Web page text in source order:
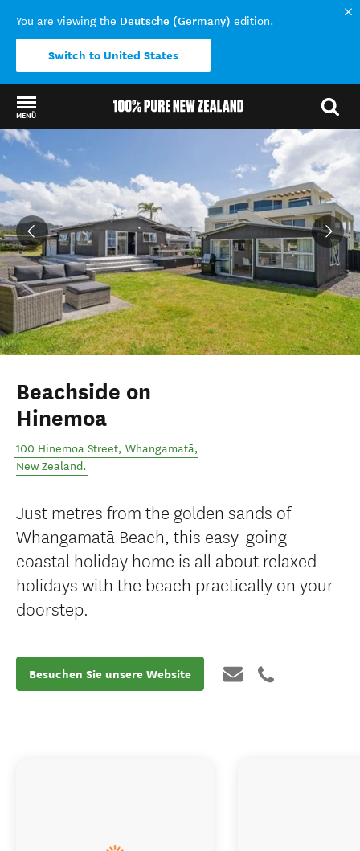
You are viewing the Deutsche (Germany) edition.
Switch to United States
MENÜ
Back to my results
Beachside on
Hinemoa
100 Hinemoa Street, Whangamatā,
New Zealand.
Just metres from the golden sands of
Whangamatā Beach, this easy-going
coastal holiday home is all about relaxed
holidays with the beach practically on your
doorstep.
Besuchen Sie unsere Website